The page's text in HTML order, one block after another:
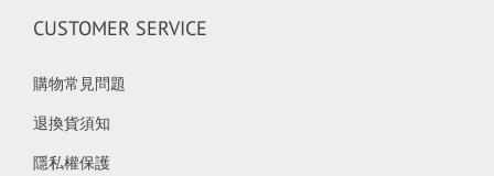
CUSTOMER SERVICE
購物常見問題
退換貨須知
隱私權保護